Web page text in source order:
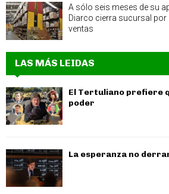
A sólo seis meses de su
Diarco cierra sucursal por
ventas
LAS MÁS LEIDAS
El Tertuliano prefiere
poder
La esperanza no